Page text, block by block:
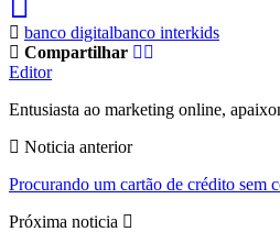
banco digitalbanco interkids
Compartilhar
Editor
Entusiasta ao marketing online,
Noticia anterior
Procurando um cartão de crédito sem
Próxima noticia